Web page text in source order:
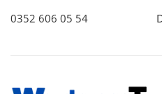
0352 606 05 54